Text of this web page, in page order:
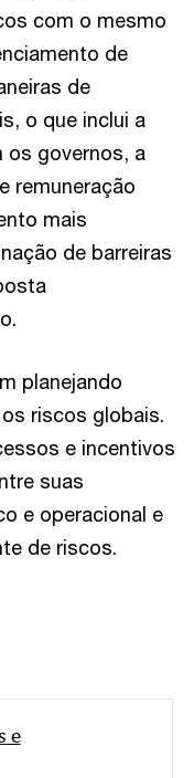
com o mesmo
de
de
o que inclui a
os governos, a
remuneração
mais
de barreiras
planejando
riscos globais.
e incentivos
suas
e operacional e
de riscos.
e